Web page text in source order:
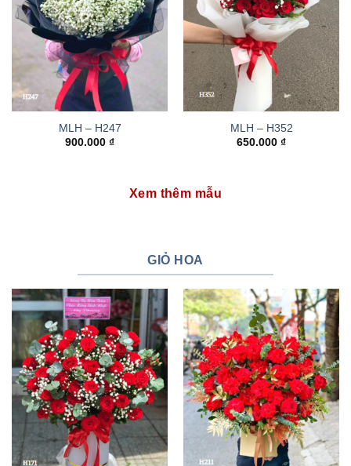
MLH – H247
900.000 ₫
MLH – H352
650.000 ₫
Xem thêm mẫu
GIỎ HOA